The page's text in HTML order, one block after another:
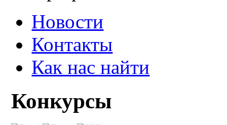
Новости
Контакты
Как нас найти
Конкурсы